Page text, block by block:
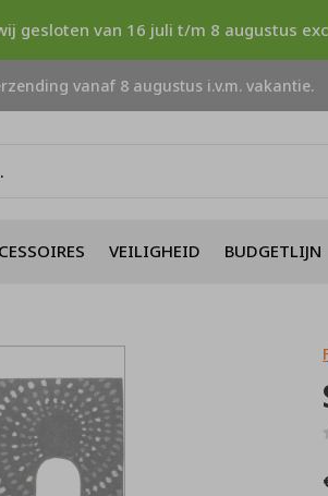
VEILIGHEID BUDGETLIJN
vanaf 8 augustus i.v.m. vakantie.
gesloten van 16 juli t/m 8 augustus